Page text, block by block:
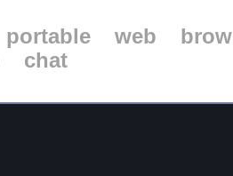
portable web
chat